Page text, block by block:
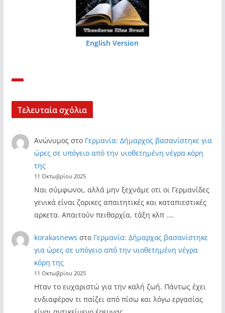
English Version
Τελευταία σχόλια
Ανώνυμος στο Γερμανία: Δήμαρχος βασανίστηκε για
ώρες σε υπόγειο από την υιοθετημένη νέγρα κόρη
της
11 Οκτωβρίου 2025
Ναι σύμφωνοι, αλλά μην ξεχνάμε οτι οι Γερμανίδες
γενικά είναι ζορικες απαιτητικές και καταπιεστικές
αρκετα. Απαιτούν πειθαρχία, τάξη κλπ .…
korakasnews στο Γερμανία: Δήμαρχος βασανίστηκε
για ώρες σε υπόγειο από την υιοθετημένη νέγρα
κόρη της
11 Οκτωβρίου 2025
Ηταν το ευχαριστώ για την καλή ζωή. Πάντως έχει
ενδιαφέρον τι παίζει από πίσω και λόγω εργασίας